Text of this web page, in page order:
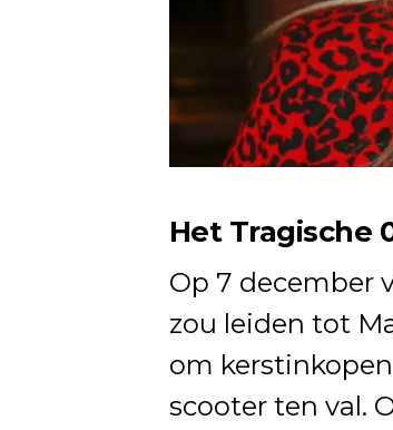
Het Tragische
Op 7 december
zou leiden tot
om
scooter ten val.